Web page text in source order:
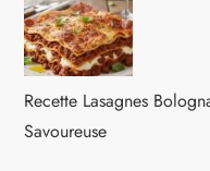
Recette Lasagnes
Savoureuse